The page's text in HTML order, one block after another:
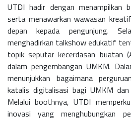
UTDI hadir dengan menampilkan
serta menawarkan wawasan
depan kepada pengunjung.
menghadirkan talkshow edukatif
topik seputar kecerdasan buatan
dalam pengembangan UMKM.
menunjukkan bagaimana
katalis digitalisasi bagi UMKM
Melalui boothnya, UTDI
inovasi yang menghubungkan